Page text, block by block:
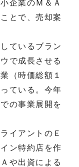
企業のＭ＆Ａ
とで、売却案
ているブラン
で成長させる
（時価総額１
ている。今年
の事業展開を
イアントのＥ
ン特約店を作
や出資による